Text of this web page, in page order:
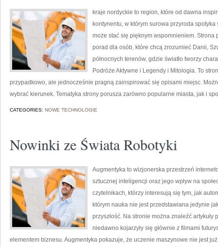
kraje nordyckie to region, które od dawna
kontynentu, w którym surowa przyroda
może stać się pięknym wspomnieniem. Strona
porad dla osób, które chcą zrozumieć Danii,
północnych terenów, gdzie światło tworzy
Podróże Aktywne i Legendy i Mitologia. To
przypadkowo, ale jednocześnie pragną zainspirować się opisami miejsc.
wybrać kierunek. Tematyka strony porusza zarówno popularne miasta, jak i
CATEGORIES: NOWE TECHNOLOGIE
Nowinki ze Świata Robotyki
Augmentyka to wizjonerska przestrzeń
sztucznej inteligencji oraz jego wpływ na
czytelnikach, którzy interesują się tym, jak
którym nauka nie jest przedstawiana jedynie
przyszłość. Na stronie można znaleźć
niedawno kojarzyły się głównie z filmami
elementem biznesu. Augmentyka pokazuje, że uczenie maszynowe nie jest